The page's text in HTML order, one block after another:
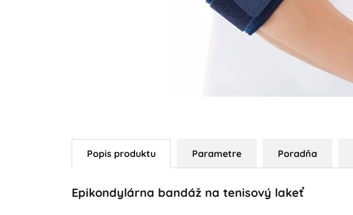
Popis produktu Parametre Poradňa
Epikondylárna bandáž na tenisový lakeť